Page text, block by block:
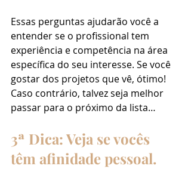
Essas perguntas ajudarão você a
entender se o profissional tem
experiência e competência na área
específica do seu interesse. Se você
gostar dos projetos que vê, ótimo!
Caso contrário, talvez seja melhor
passar para o próximo da lista…
3ª Dica: Veja se vocês
têm afinidade pessoal.